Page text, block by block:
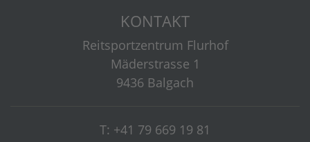
KONTAKT
Reitsportzentrum Flurhof
Mäderstrasse 1
9436 Balgach
T: +41 79 669 19 81